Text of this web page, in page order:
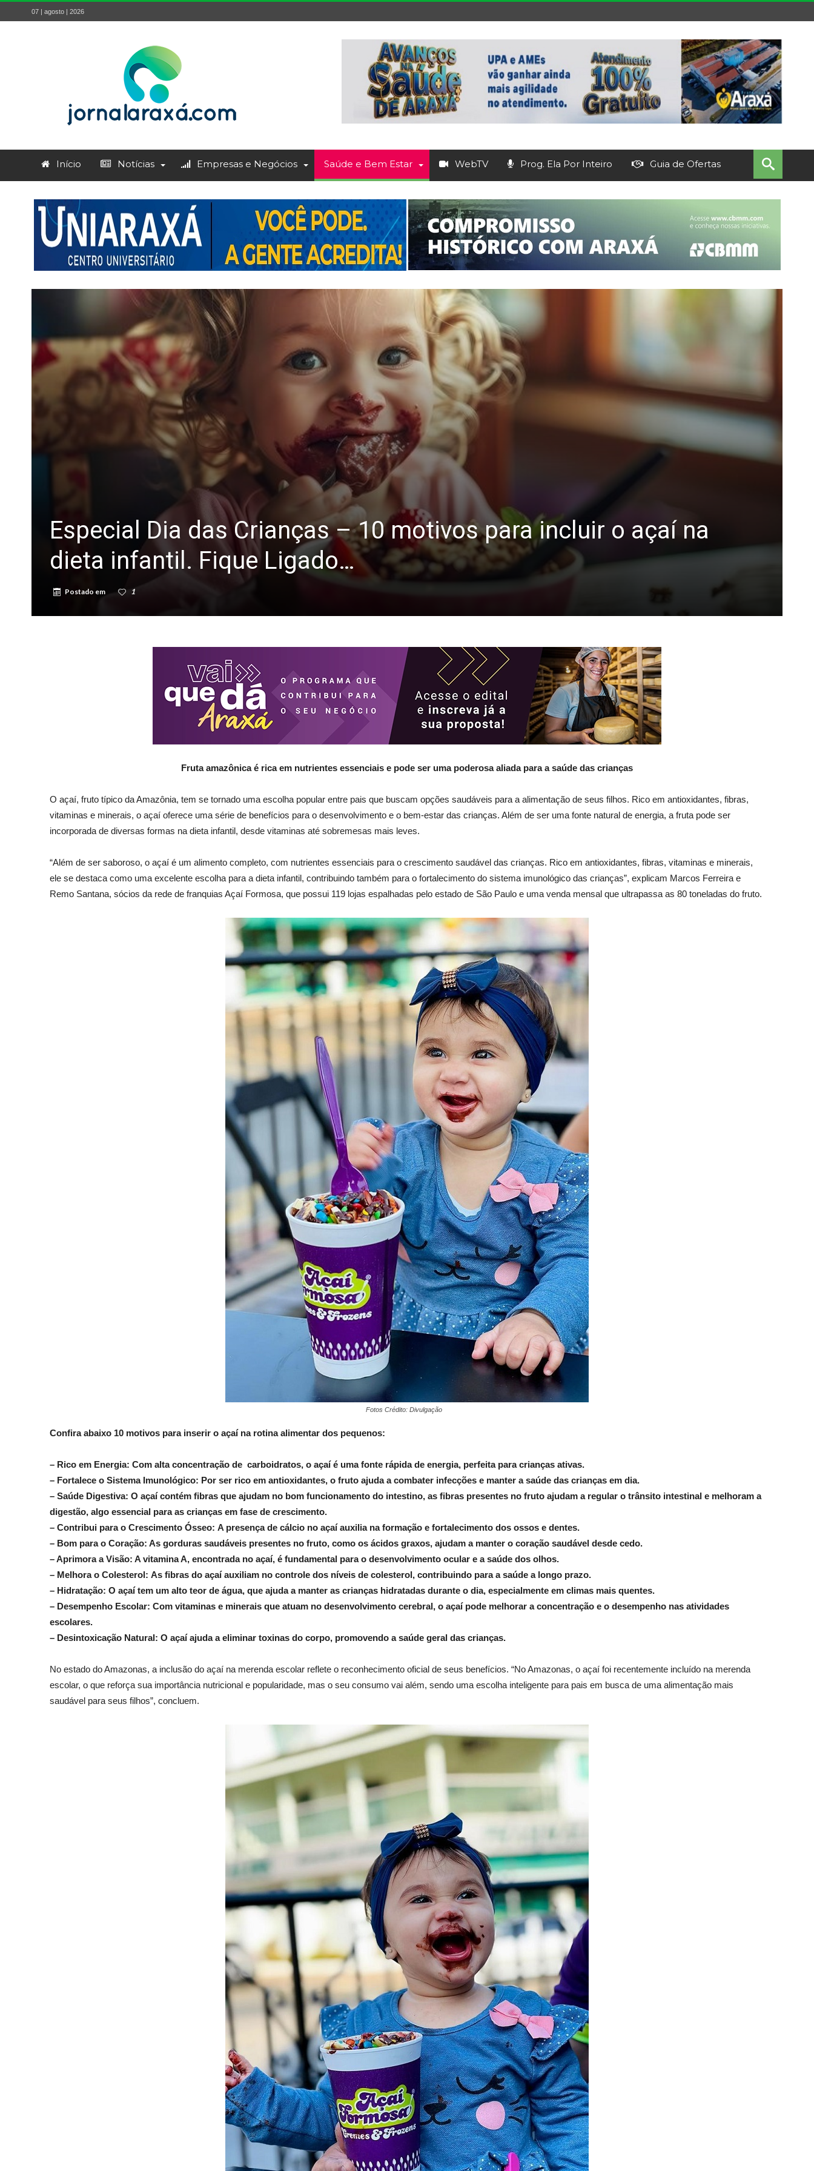
07 | agosto | 2026
Início Notícias Empresas e Negócios Saúde e Bem Estar WebTV Prog. Ela Por Inteiro Guia de Ofertas
Especial Dia das Crianças – 10 motivos para incluir o açaí na
dieta infantil. Fique Ligado…
Postado em 1
Fruta amazônica é rica em nutrientes essenciais e pode ser uma poderosa aliada para a saúde das crianças
O açaí, fruto típico da Amazônia, tem se tornado uma escolha popular entre pais que buscam opções saudáveis para a alimentação de seus filhos. Rico em antioxidantes, fibras,
vitaminas e minerais, o açaí oferece uma série de benefícios para o desenvolvimento e o bem-estar das crianças. Além de ser uma fonte natural de energia, a fruta pode ser
incorporada de diversas formas na dieta infantil, desde vitaminas até sobremesas mais leves.
“Além de ser saboroso, o açaí é um alimento completo, com nutrientes essenciais para o crescimento saudável das crianças. Rico em antioxidantes, fibras, vitaminas e minerais,
ele se destaca como uma excelente escolha para a dieta infantil, contribuindo também para o fortalecimento do sistema imunológico das crianças”, explicam Marcos Ferreira e
Remo Santana, sócios da rede de franquias Açaí Formosa, que possui 119 lojas espalhadas pelo estado de São Paulo e uma venda mensal que ultrapassa as 80 toneladas do fruto.
Fotos Crédito: Divulgação
Confira abaixo 10 motivos para inserir o açaí na rotina alimentar dos pequenos:
– Rico em Energia: Com alta concentração de carboidratos, o açaí é uma fonte rápida de energia, perfeita para crianças ativas.
– Fortalece o Sistema Imunológico: Por ser rico em antioxidantes, o fruto ajuda a combater infecções e manter a saúde das crianças em dia.
– Saúde Digestiva: O açaí contém fibras que ajudam no bom funcionamento do intestino, as fibras presentes no fruto ajudam a regular o trânsito intestinal e melhoram a
digestão, algo essencial para as crianças em fase de crescimento.
– Contribui para o Crescimento Ósseo: A presença de cálcio no açaí auxilia na formação e fortalecimento dos ossos e dentes.
– Bom para o Coração: As gorduras saudáveis presentes no fruto, como os ácidos graxos, ajudam a manter o coração saudável desde cedo.
– Aprimora a Visão: A vitamina A, encontrada no açaí, é fundamental para o desenvolvimento ocular e a saúde dos olhos.
– Melhora o Colesterol: As fibras do açaí auxiliam no controle dos níveis de colesterol, contribuindo para a saúde a longo prazo.
– Hidratação: O açaí tem um alto teor de água, que ajuda a manter as crianças hidratadas durante o dia, especialmente em climas mais quentes.
– Desempenho Escolar: Com vitaminas e minerais que atuam no desenvolvimento cerebral, o açaí pode melhorar a concentração e o desempenho nas atividades
escolares.
– Desintoxicação Natural: O açaí ajuda a eliminar toxinas do corpo, promovendo a saúde geral das crianças.
No estado do Amazonas, a inclusão do açaí na merenda escolar reflete o reconhecimento oficial de seus benefícios. “No Amazonas, o açaí foi recentemente incluído na merenda
escolar, o que reforça sua importância nutricional e popularidade, mas o seu consumo vai além, sendo uma escolha inteligente para pais em busca de uma alimentação mais
saudável para seus filhos”, concluem.